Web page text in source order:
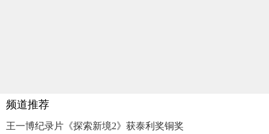
频道推荐
王一博纪录片《探索新境2》获泰利奖铜奖